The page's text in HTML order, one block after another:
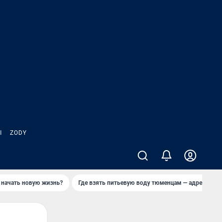
ZODY
начать новую жизнь? Где взять питьевую воду тюменцам — адреса